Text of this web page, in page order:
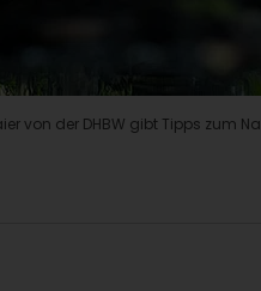
von der DHBW gibt Tipps zum